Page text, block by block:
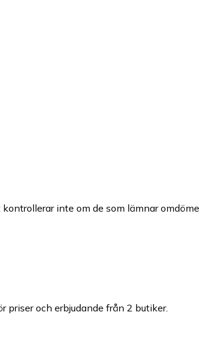
inte om de som lämnar
priser och erbjudande från 2 butiker.